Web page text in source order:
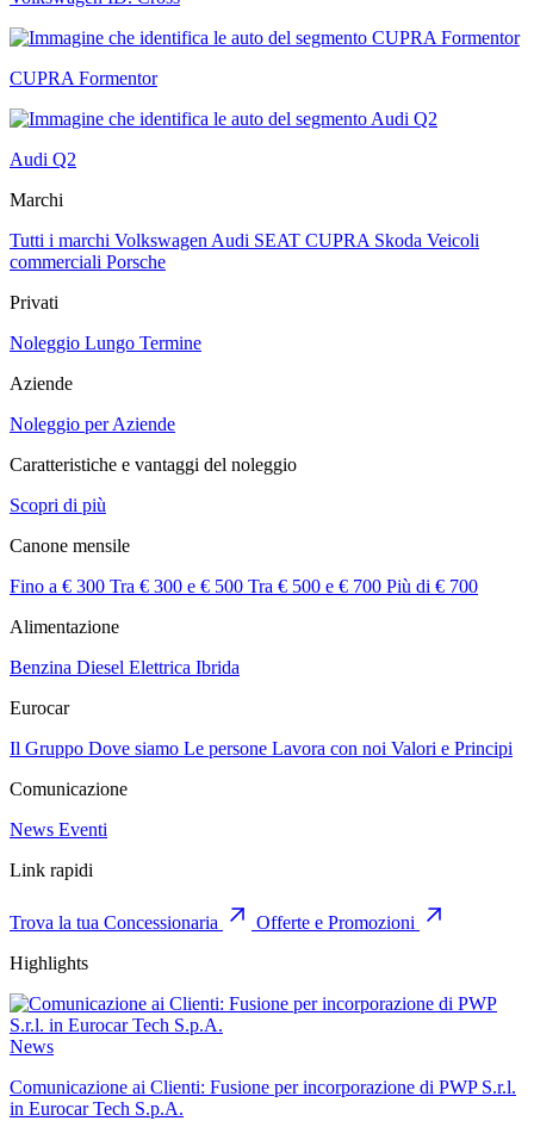
CUPRA Formentor
Audi Q2
Marchi
Tutti i marchi Volkswagen Audi SEAT CUPRA Skoda Veicoli
commerciali Porsche
Privati
Noleggio Lungo Termine
Aziende
Noleggio per Aziende
Caratteristiche e vantaggi del noleggio
Scopri di più
Canone mensile
Fino a € 300 Tra € 300 e € 500 Tra € 500 e € 700 Più di € 700
Alimentazione
Benzina Diesel Elettrica Ibrida
Eurocar
Il Gruppo Dove siamo Le persone Lavora con noi Valori e Principi
Comunicazione
News Eventi
Link rapidi
Trova la tua Concessionaria
Offerte e Promozioni
Highlights
News
Comunicazione ai Clienti: Fusione per incorporazione di PWP S.r.l.
in Eurocar Tech S.p.A.